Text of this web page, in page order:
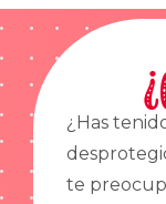
¿Has
te